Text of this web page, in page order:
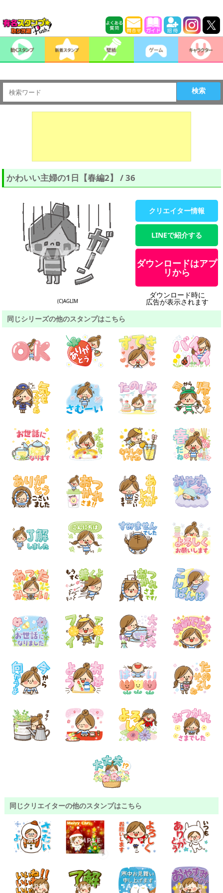
検索
かわいい主婦の1日【春編2】 / 36
(C)AGLIM
クリエイター情報
LINEで紹介する
ダウンロードはアプ
リから
ダウンロード時に
広告が表示されます
同じシリーズの他のスタンプはこちら
同じクリエイターの他のスタンプはこちら